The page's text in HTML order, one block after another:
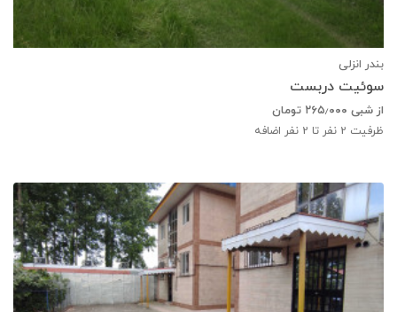
بندر انزلی
سوئیت دربست
از شبی ۲۶۵٫۰۰۰ تومان
ظرفیت 2 نفر تا 2 نفر اضافه